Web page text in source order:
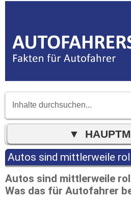
Autos sind mittlerweile
Autos sind mittlerweile
Was das für Autofahrer